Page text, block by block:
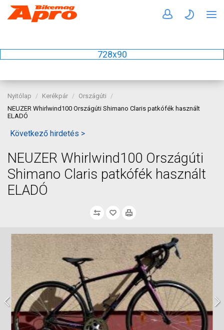
728x90
Nyitólap Kerékpár
Országúti
NEUZER Whirlwind100 Országúti Shimano Claris patkófék használt
ELADÓ
Következő hirdetés >
NEUZER Whirlwind100 Országúti
Shimano Claris patkófék használt
ELADÓ